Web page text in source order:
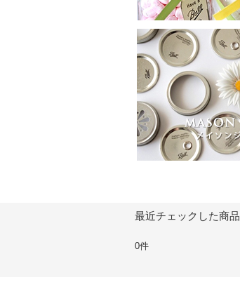
最近チェックした商品
0件